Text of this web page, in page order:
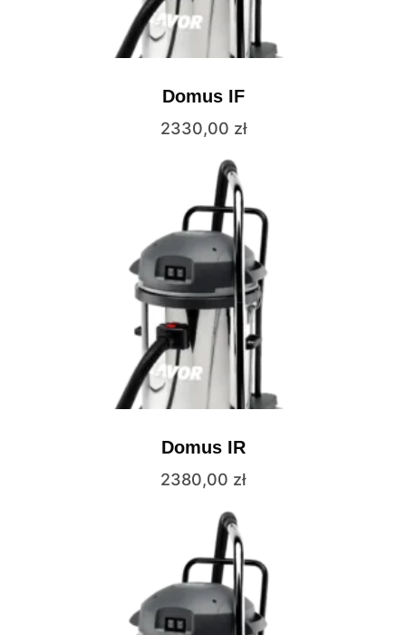
Domus IF
2330,00 zł
Domus IR
2380,00 zł